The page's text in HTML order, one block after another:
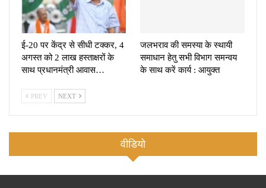
ई-20 पर केंद्र से सीधी टक्कर, 4
अगस्त को 2 लाख हस्ताक्षरों के
साथ प्रधानमंत्री आवास…
जलभराव की समस्या के स्थायी
समाधान हेतु सभी विभाग समन्वय
के साथ करें कार्य : आयुक्त
PREV NEXT
वीडियो